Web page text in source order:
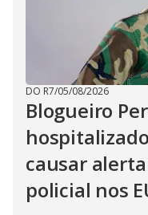
DO R7/05/08/2026
Blogueiro
causar
policial nos